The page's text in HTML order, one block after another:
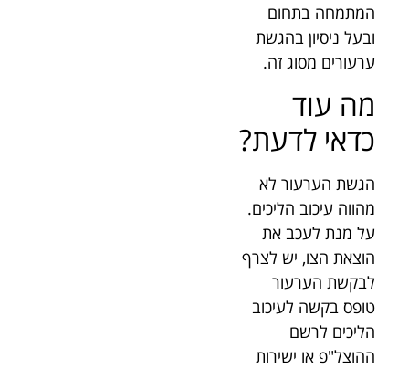
המתמחה בתחום
ובעל ניסיון בהגשת
ערעורים מסוג זה.
מה עוד
כדאי לדעת?
הגשת הערעור לא
מהווה עיכוב הליכים.
על מנת לעכב את
הוצאת הצו, יש לצרף
לבקשת הערעור
טופס בקשה לעיכוב
הליכים לרשם
ההוצל"פ או ישירות